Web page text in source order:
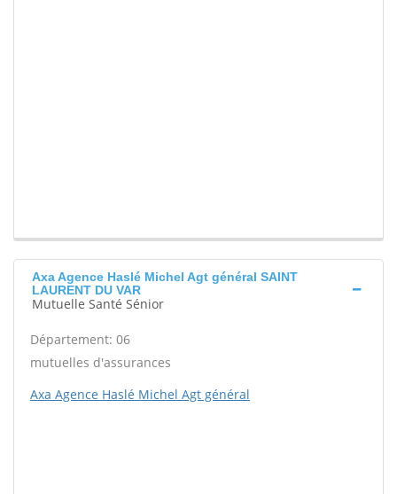
Axa Agence Haslé Michel Agt général SAINT
LAURENT DU VAR
Mutuelle Santé Sénior
Département: 06
mutuelles d'assurances
Axa Agence Haslé Michel Agt général